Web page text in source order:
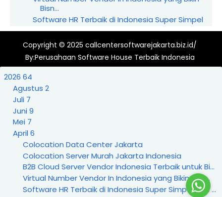
Bisn...
Software HR Terbaik di Indonesia Super Simpel
Dan ...
Web Call Engine Vendor Indonesia
Maret7
Februari3
Januari
2025102
Desember
November
Copyright © 2025callcentersoftwarejakarta.biz.id/
By:Perusahaan Software House Terbaik Indonesia
2026 64
Agustus 2
Juli 7
Juni9
Mei 7
April6
Colocation Data Center Jakarta
Colocation Server Murah Jakarta Indonesia
B2B Cloud Server Vendor Indonesia Terbaik untuk Bi...
Virtual Number Vendor In Indonesia yang Bikin Bisn...
Software HR Terbaik di Indonesia Super Simpel Dan ...